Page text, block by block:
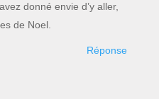
donné envie d’y aller,
de Noel.
Réponse